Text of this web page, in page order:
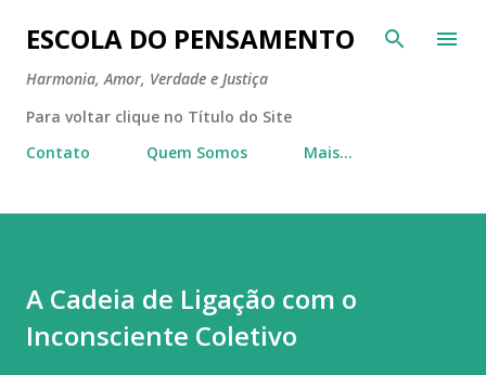
Pular para o conteúdo principal
ESCOLA DO PENSAMENTO
Harmonia, Amor, Verdade e Justiça
Para voltar clique no Título do Site
Contato
Quem Somos Mais…
A Cadeia de Ligação com o
Inconsciente Coletivo